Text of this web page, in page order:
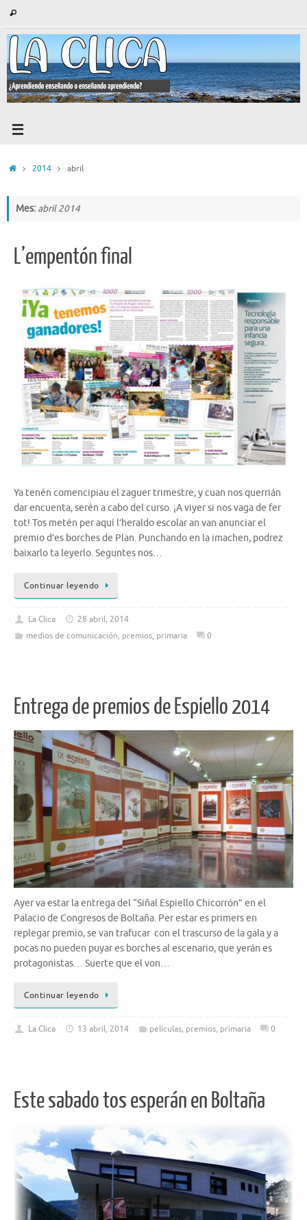
contenido
Buscar
Inicio2014 abril
Mes: abril 2014
L’empentón final
Ya tenén comencipiau el zaguer trimestre, y cuan nos querrián
dar encuenta, serén a cabo del curso. ¡A viyer si nos vaga de fer
tot! Tos metén per aquí l’heraldo escolar an van anunciar el
premio d’es borches de Plan. Punchando en la imachen, podrez
baixarlo ta leyerlo. Seguntes nos…
Continuar leyendo
La Clica
28 abril, 2014
medios de comunicación, premios, primaria 0
Entrega de premios de Espiello 2014
Ayer va estar la entrega del “Siñal Espiello Chicorrón” en el
Palacio de Congresos de Boltaña. Per estar es primers en
replegar premio, se van trafucar con el trascurso de la gala y a
pocas no pueden puyar es borches al escenario, que yerán es
protagonistas… Suerte que el von…
Continuar leyendo
La Clica 13 abril, 2014 peliculas, premios, primaria 0
Este sabado tos esperán en Boltaña